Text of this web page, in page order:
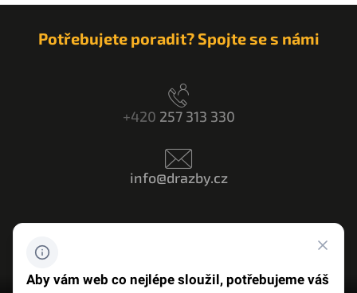
Potřebujete poradit? Spojte se s námi
+420 257 313 330
info@drazby.cz
Aby vám web co nejlépe sloužil, potřebujeme váš